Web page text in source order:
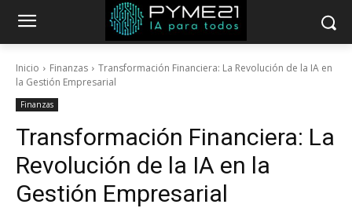
Inicio Finanzas
Transformación Financiera: La Revolución de la IA en
la Gestión Empresarial
Finanzas
Transformación Financiera: La
Revolución de la IA en la
Gestión Empresarial